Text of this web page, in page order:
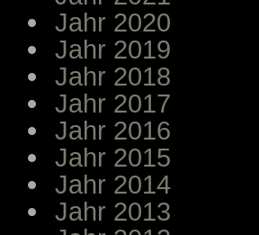
Jahr 2020
Jahr 2019
Jahr 2018
Jahr 2017
Jahr 2016
Jahr 2015
Jahr 2014
Jahr 2013